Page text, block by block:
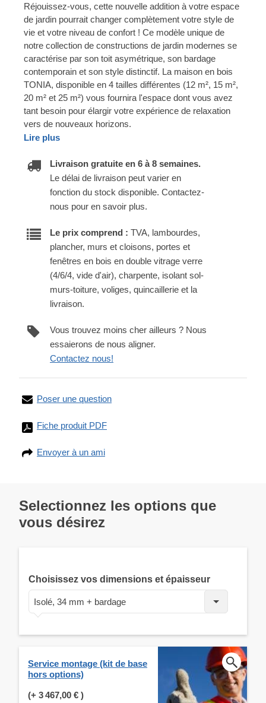
Réjouissez-vous, cette nouvelle addition à votre espace
de jardin pourrait changer complètement votre style de
vie et votre niveau de confort ! Ce modèle unique de
notre collection de constructions de jardin modernes se
caractérise par son toit asymétrique, son bardage
contemporain et son style distinctif. La maison en bois
TONIA, disponible en 4 tailles différentes (12 m², 15 m²,
20 m² et 25 m²) vous fournira l'espace dont vous avez
tant besoin pour élargir votre expérience de relaxation
vers de nouveaux horizons.
Lire plus
Livraison gratuite en 6 à 8 semaines.
Le délai de livraison peut varier en
fonction du stock disponible. Contactez-
nous pour en savoir plus.
Le prix comprend : TVA, lambourdes,
plancher, murs et cloisons, portes et
fenêtres en bois en double vitrage verre
(4/6/4, vide d'air), charpente, isolant sol-
murs-toiture, voliges, quincaillerie et la
livraison.
Vous trouvez moins cher ailleurs ? Nous
essaierons de nous aligner.
Contactez nous!
Poser une question
Fiche produit PDF
Envoyer à un ami
Selectionnez les options que
vous désirez
Choisissez vos dimensions et épaisseur
Isolé, 34 mm + bardage
Service montage (kit de base
hors options)
(+ 3 467,00 € )